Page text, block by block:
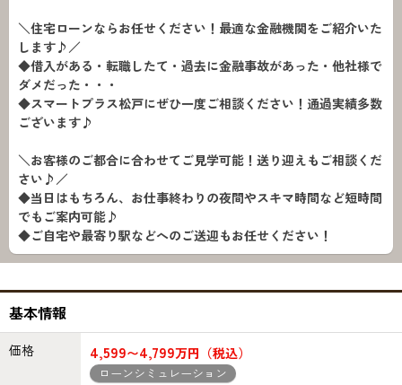
＼住宅ローンならお任せください！最適な金融機関をご紹介いた
します♪／
◆借入がある・転職したて・過去に金融事故があった・他社様で
ダメだった・・・
◆スマートプラス松戸にぜひ一度ご相談ください！通過実績多数
ございます♪
＼お客様のご都合に合わせてご見学可能！送り迎えもご相談くだ
さい♪／
◆当日はもちろん、お仕事終わりの夜間やスキマ時間など短時間
でもご案内可能♪
◆ご自宅や最寄り駅などへのご送迎もお任せください！
基本情報
価格 4,599〜4,799万円（税込）
ローンシミュレーション